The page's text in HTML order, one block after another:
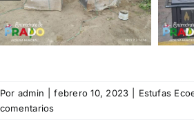
Por admin febrero 10, 2023 Estufas
comentarios